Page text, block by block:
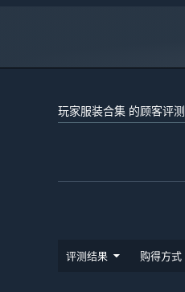
玩家服装合集 的顾客评测
评测结果 购得方式